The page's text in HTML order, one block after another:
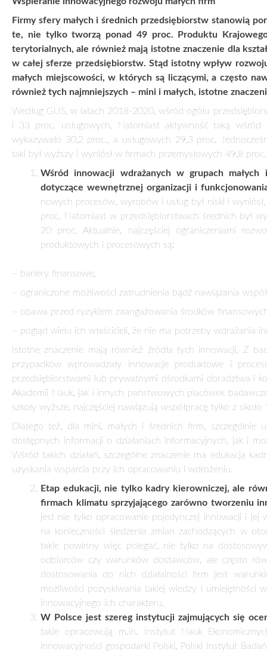
Firmy sfery małych i średnich przedsiębiorstw stanowią
te, nie tylko tworzą ponad 49 proc. Produktu
terytorialnych, ale również mają istotne znaczenie dla
w całej sferze przedsiębiorstw. Stąd istotny wpływ
małych miejscowości, w których są liczącymi, a często
również tych najmniejszych – mini i małych, istotne
Według GUS, w latach 2018-2020, wśród ogółu
i 33 proc. usługowych. Natomiast aktywność taką wśród
wykazywało 30,2 proc., a usługowych 29,3 proc.
taki był wyższy i wyniósł w firmach przemysłowych 49,8
Wśród innowacji wdrażanych w grupach małych
dotyczące wewnętrznej organizacji i
nowych procesów, wyrobów i usług był niski i
proc. Natomiast w przedsiębiorstwach średnich był
20 proc. Aktualnie, najczęściej ograniczeniami
produktowych i procesowych są:
– bariery finansowe,
– ograniczone możliwości zatrudnienia bądź nawiązania
– obawa przed ryzykiem zaangażowania środków
– pogląd wielu ich właścicieli, że nie ma potrzeby wdrażania
Istotne znaczenie mają również źródła tych innowacji. Z
przypadków wprowadzały innowacje produktowe i
przedsiębiorstwami lub prywatnymi ośrodkami doradztwa i
Akademii Nauk, jak i innych państwowych placówek
szkoły wyższe, najczęściej nawiązują współpracę tylko z
Dlatego też, dla mini, małych i średnich firm, szczególnie
dostępnych informacji o działaniach informacyjnych, jak i
Wśród takich działań, szczególne znaczenie ma edukacja
uzyskania wsparcia przy ich opracowaniu i wdrożeniu.
Etap edukacji, nie tylko kadry kierowniczej, ale
firmach klimatu sprzyjającego zarówno tworzeniu
jest nie tylko opracowanie pojedynczej innowacji i jej
na konieczności śledzenia zmian zachodzących w
takie powinny więc polegać, nie tylko na
odbiorców czy warunków dostawców, ale często
dostosowania do nich działalności firm jest
możliwości pozyskiwania takiej wiedzy i umiejętności
innowacyjnego ich charakteru.
W Polsce jest szereg instytucji zajmujących się
takie opracowują m.in. Instytut Nauk
innowacyjności gospodarki Polski, Polski Instytut